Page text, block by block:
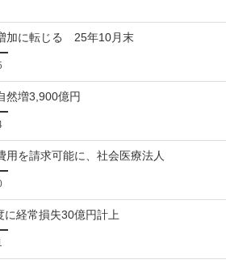
加に転じる 25年10月末
然増3,900億円
用を請求可能に、社会医療法人
に経常損失30億円計上